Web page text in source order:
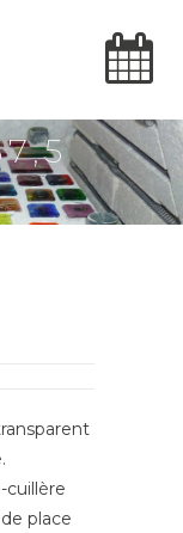
cuillère
place